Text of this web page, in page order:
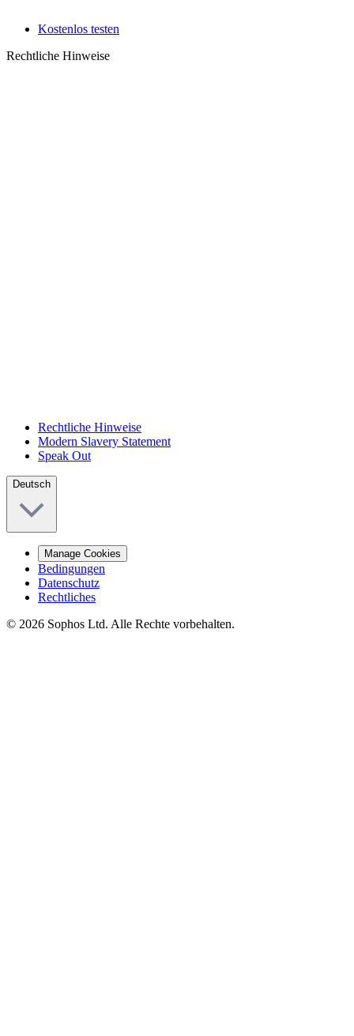
Kostenlos testen
Rechtliche Hinweise
Rechtliche Hinweise
Modern Slavery Statement
Speak Out
Deutsch
Manage Cookies
Bedingungen
Datenschutz
Rechtliches
© 2026 Sophos Ltd. Alle Rechte vorbehalten.